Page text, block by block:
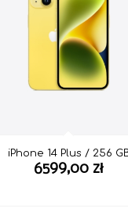
iPhone 14 Plus / 256
6599,00 zł